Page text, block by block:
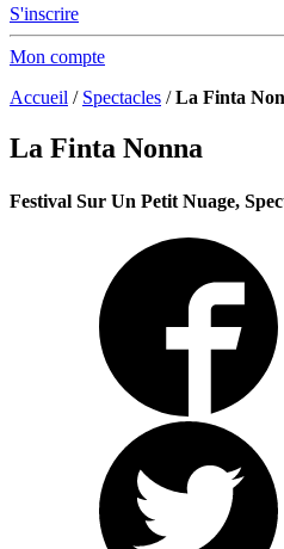
S'inscrire
Mon compte
Accueil / Spectacles /La Finta
La Finta Nonna
Festival Sur Un Petit Nuage,